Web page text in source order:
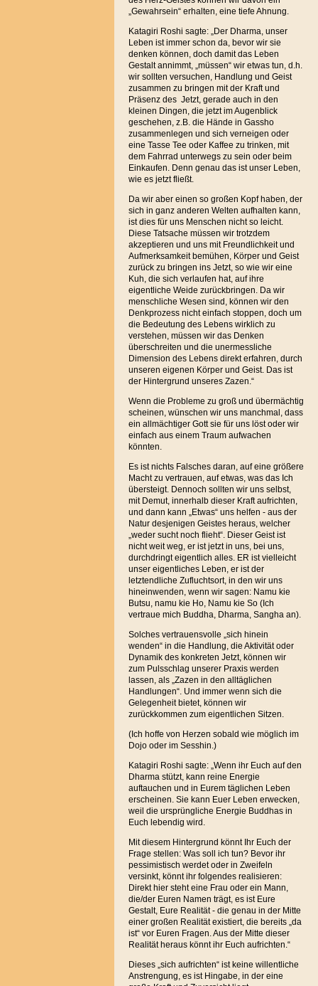
„Gewahrsein“ erhalten, eine tiefe Ahnung.
Katagiri Roshi sagte: „Der Dharma, unser
Leben ist immer schon da, bevor wir sie
denken können, doch damit das Leben
Gestalt annimmt, „müssen“ wir etwas tun, d.h.
wir sollten versuchen, Handlung und Geist
zusammen zu bringen mit der Kraft und
Präsenz des Jetzt, gerade auch in den
kleinen Dingen, die jetzt im Augenblick
geschehen, z.B. die Hände in Gassho
zusammenlegen und sich verneigen oder
eine Tasse Tee oder Kaffee zu trinken, mit
dem Fahrrad unterwegs zu sein oder beim
Einkaufen. Denn genau das ist unser Leben,
wie es jetzt fließt.
Da wir aber einen so großen Kopf haben, der
sich in ganz anderen Welten aufhalten kann,
ist dies für uns Menschen nicht so leicht.
Diese Tatsache müssen wir trotzdem
akzeptieren und uns mit Freundlichkeit und
Aufmerksamkeit bemühen, Körper und Geist
zurück zu bringen ins Jetzt, so wie wir eine
Kuh, die sich verlaufen hat, auf ihre
eigentliche Weide zurückbringen. Da wir
menschliche Wesen sind, können wir den
Denkprozess nicht einfach stoppen, doch um
die Bedeutung des Lebens wirklich zu
verstehen, müssen wir das Denken
überschreiten und die unermessliche
Dimension des Lebens direkt erfahren, durch
unseren eigenen Körper und Geist. Das ist
der Hintergrund unseres Zazen.“
Wenn die Probleme zu groß und übermächtig
scheinen, wünschen wir uns manchmal, dass
ein allmächtiger Gott sie für uns löst oder wir
einfach aus einem Traum aufwachen
könnten.
Es ist nichts Falsches daran, auf eine größere
Macht zu vertrauen, auf etwas, was das Ich
übersteigt. Dennoch sollten wir uns selbst,
mit Demut, innerhalb dieser Kraft aufrichten,
und dann kann „Etwas“ uns helfen - aus der
Natur desjenigen Geistes heraus, welcher
„weder sucht noch flieht“. Dieser Geist ist
nicht weit weg, er ist jetzt in uns, bei uns,
durchdringt eigentlich alles. ER ist vielleicht
unser eigentliches Leben, er ist der
letztendliche Zufluchtsort, in den wir uns
hineinwenden, wenn wir sagen: Namu kie
Butsu, namu kie Ho, Namu kie So (Ich
vertraue mich Buddha, Dharma, Sangha an).
Solches vertrauensvolle „sich hinein
wenden“ in die Handlung, die Aktivität oder
Dynamik des konkreten Jetzt, können wir
zum Pulsschlag unserer Praxis werden
lassen, als „Zazen in den alltäglichen
Handlungen“. Und immer wenn sich die
Gelegenheit bietet, können wir
zurückkommen zum eigentlichen Sitzen.
(Ich hoffe von Herzen sobald wie möglich im
Dojo oder im Sesshin.)
Katagiri Roshi sagte: „Wenn ihr Euch auf den
Dharma stützt, kann reine Energie
auftauchen und in Eurem täglichen Leben
erscheinen. Sie kann Euer Leben erwecken,
weil die ursprüngliche Energie Buddhas in
Euch lebendig wird.
Mit diesem Hintergrund könnt Ihr Euch der
Frage stellen: Was soll ich tun? Bevor ihr
pessimistisch werdet oder in Zweifeln
versinkt, könnt ihr folgendes realisieren:
Direkt hier steht eine Frau oder ein Mann,
die/der Euren Namen trägt, es ist Eure
Gestalt, Eure Realität - die genau in der Mitte
einer großen Realität existiert, die bereits „da
ist“ vor Euren Fragen. Aus der Mitte dieser
Realität heraus könnt ihr Euch aufrichten.“
Dieses „sich aufrichten“ ist keine willentliche
Anstrengung, es ist Hingabe, in der eine